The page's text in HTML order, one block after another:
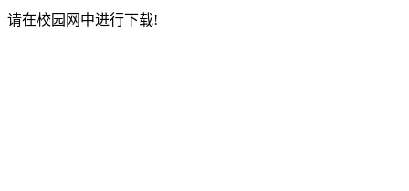
请在校园网中进行下载!